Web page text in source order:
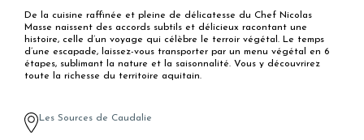
De la cuisine raffinée et pleine de délicatesse du Chef Nicolas
Masse naissent des accords subtils et délicieux racontant une
histoire, celle d’un voyage qui célèbre le terroir végétal. Le temps
d’une escapade, laissez-vous transporter par un menu végétal en 6
étapes, sublimant la nature et la saisonnalité. Vous y découvrirez
toute la richesse du territoire aquitain.
Les Sources de Caudalie